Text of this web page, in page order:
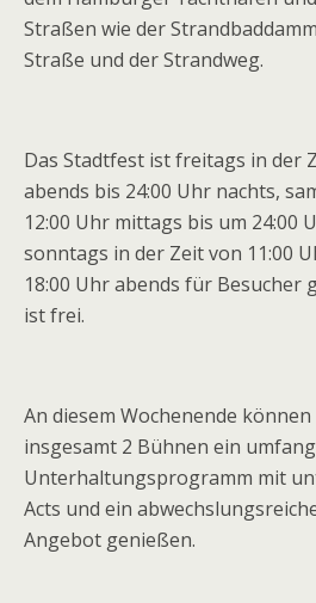
Straßen wie der
Straße und der Strandweg.
Das Stadtfest ist freitags in der
abends bis 24:00 Uhr nachts,
12:00 Uhr mittags bis um 24:00
sonntags in der Zeit von 11:00
18:00 Uhr abends für Besucher
ist frei.
An diesem Wochenende
insgesamt 2 Bühnen ein
Unterhaltungsprogramm mit
Acts und ein
Angebot genießen.